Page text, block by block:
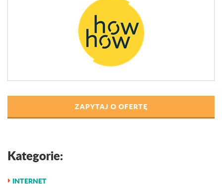
ZAPYTAJ O OFERTĘ
Kategorie:
INTERNET